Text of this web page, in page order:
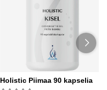
Holistic Piimaa 90 kapselia